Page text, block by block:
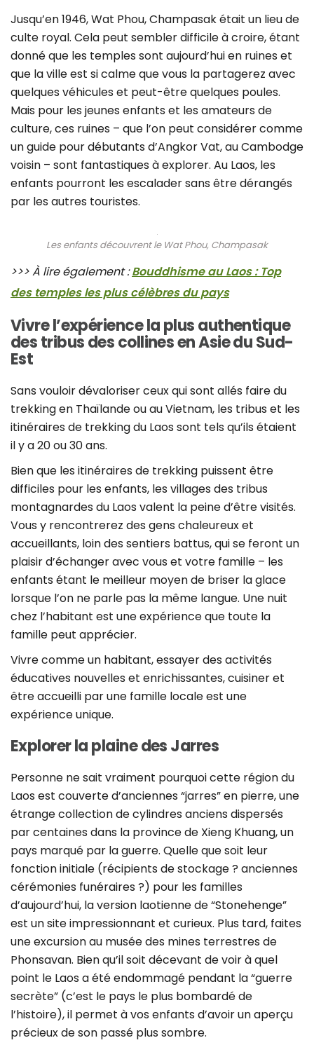
Jusqu’en 1946, Wat Phou, Champasak était un lieu de
culte royal. Cela peut sembler difficile à croire, étant
donné que les temples sont aujourd’hui en ruines et
que la ville est si calme que vous la partagerez avec
quelques véhicules et peut-être quelques poules.
Mais pour les jeunes enfants et les amateurs de
culture, ces ruines – que l’on peut considérer comme
un guide pour débutants d’Angkor Vat, au Cambodge
voisin – sont fantastiques à explorer. Au Laos, les
enfants pourront les escalader sans être dérangés
par les autres touristes.
Les enfants découvrent le Wat Phou, Champasak
>>> À lire également :Bouddhisme au Laos : Top
des temples les plus célèbres du pays
Vivre l’expérience la plus authentique
des tribus des collines en Asie du Sud-
Est
Sans vouloir dévaloriser ceux qui sont allés faire du
trekking en Thaïlande ou au Vietnam, les tribus et les
itinéraires de trekking du Laos sont tels qu’ils étaient
il y a 20 ou 30 ans.
Bien que les itinéraires de trekking puissent être
difficiles pour les enfants, les villages des tribus
montagnardes du Laos valent la peine d’être visités.
Vous y rencontrerez des gens chaleureux et
accueillants, loin des sentiers battus, qui se feront un
plaisir d’échanger avec vous et votre famille – les
enfants étant le meilleur moyen de briser la glace
lorsque l’on ne parle pas la même langue. Une nuit
chez l’habitant est une expérience que toute la
famille peut apprécier.
Vivre comme un habitant, essayer des activités
éducatives nouvelles et enrichissantes, cuisiner et
être accueilli par une famille locale est une
expérience unique.
Explorer la plaine des Jarres
Personne ne sait vraiment pourquoi cette région du
Laos est couverte d’anciennes “jarres” en pierre, une
étrange collection de cylindres anciens dispersés
par centaines dans la province de Xieng Khuang, un
pays marqué par la guerre. Quelle que soit leur
fonction initiale (récipients de stockage ? anciennes
cérémonies funéraires ?) pour les familles
d’aujourd’hui, la version laotienne de “Stonehenge”
est un site impressionnant et curieux. Plus tard, faites
une excursion au musée des mines terrestres de
Phonsavan. Bien qu’il soit décevant de voir à quel
point le Laos a été endommagé pendant la “guerre
secrète” (c’est le pays le plus bombardé de
l’histoire), il permet à vos enfants d’avoir un aperçu
précieux de son passé plus sombre.